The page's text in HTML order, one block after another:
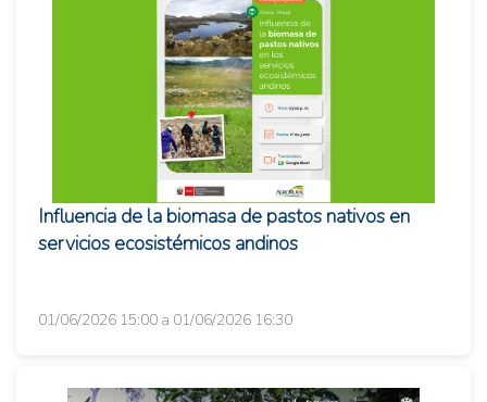
Influencia de la biomasa de pastos nativos en
servicios ecosistémicos andinos
01/06/2026 15:00 a 01/06/2026 16:30